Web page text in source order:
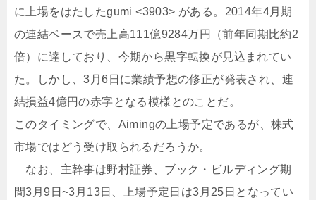
に上場をはたしたgumi <3903> がある。2014年4月期
の連結ベースで売上高111億9284万円（前年同期比約2
倍）に達しており、今期から黒字転換が見込まれてい
た。しかし、3月6日に業績予想の修正が発表され、連
結損益4億円の赤字となる模様とのことだ。
このタイミングで、Aimingの上場予定であるが、株式
市場ではどう受け取られるだろうか。
なお、主幹事は野村証券、ブック・ビルディング期
間3月9日~3月13日、上場予定日は3月25日となってい